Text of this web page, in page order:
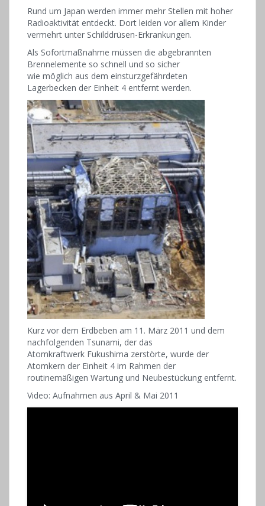
Rund um Japan werden immer mehr Stellen mit hoher
Radioaktivität entdeckt. Dort leiden vor allem Kinder
vermehrt unter Schilddrüsen-Erkrankungen.
Als Sofortmaßnahme müssen die abgebrannten
Brennelemente so schnell und so sicher
wie möglich aus dem einsturzgefährdeten
Lagerbecken der Einheit 4 entfernt werden.
Kurz vor dem Erdbeben am 11. März 2011 und dem
nachfolgenden Tsunami, der das
Atomkraftwerk Fukushima zerstörte, wurde der
Atomkern der Einheit 4 im Rahmen der
routinemäßigen Wartung und Neubestückung entfernt.
Video: Aufnahmen aus April & Mai 2011